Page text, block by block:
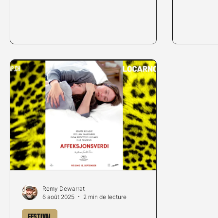
Remy Dewarrat
6 août 2025
2 min de lecture